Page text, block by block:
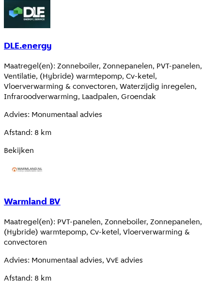
DLE.energy
Maatregel(en): Zonneboiler, Zonnepanelen, PVT-panelen,
Ventilatie, (Hybride) warmtepomp, Cv-ketel,
Vloerverwarming & convectoren, Waterzijdig inregelen,
Infraroodverwarming, Laadpalen, Groendak
Advies: Monumentaal advies
Afstand: 8 km
Bekijken
Warmland BV
Maatregel(en): PVT-panelen, Zonneboiler, Zonnepanelen,
(Hybride) warmtepomp, Cv-ketel, Vloerverwarming &
convectoren
Advies: Monumentaal advies, VvE advies
Afstand: 8 km